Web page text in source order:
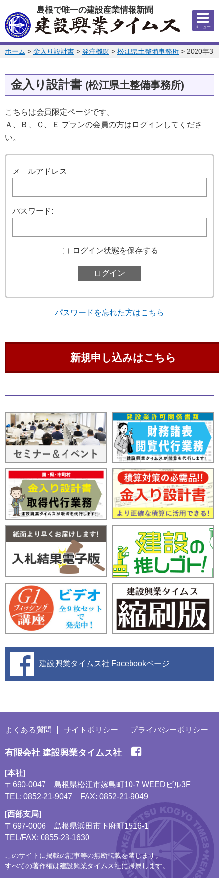
このページの本文へ
島根で唯一の建設産業情報新聞
メニュー
このページの位置:
ホーム > 金入り設計書 > 発注機関 > 松江県土整備事務所 > 2020年3
金入り設計書 (松江県土整備事務所)
こちらは会員限定ページです。
Ａ、Ｂ、Ｃ、Ｅ プランの会員の方はログインしてくださ
い。
メールアドレス
パスワード:
ログイン状態を保存する
パスワードを忘れた方はこちら
新規申し込みはこちら
建設興業タイムス社 Facebookページ
よくある質問 サイトポリシー プライバシーポリシー
有限会社 建設興業タイムス社
[本社]
〒690-0047
島根県松江市嫁島町10-7 WEEDビル3F
TEL: 0852-21-9047 FAX: 0852-21-9049
[西部支局]
〒697-0006
島根県浜田市下府町1516-1
TEL/FAX: 0855-28-1630
このサイトに掲載の記事等の無断転載を禁じます。
すべての著作権は建設興業タイムス社に帰属します。